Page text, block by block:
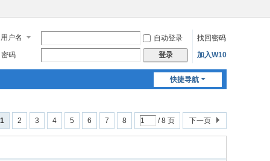
用户名 自动登录
找回密码
密码
登录 加入W10
快捷导航
1 2 3 4 5 6 7 8 / 8 页 下一页